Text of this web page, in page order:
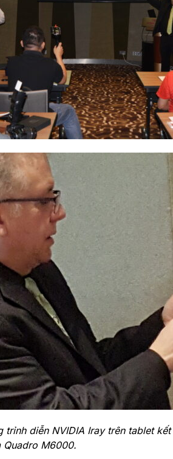
trỉnh diễn NVIDIA Iray trên tablet
M6000.